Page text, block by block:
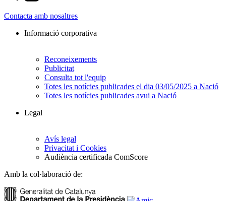
Contacta amb nosaltres
Informació corporativa
Reconeixements
Publicitat
Consulta tot l'equip
Totes les notícies publicades el dia 03/05/2025 a Nació
Totes les notícies publicades avui a Nació
Legal
Avís legal
Privacitat i Cookies
Audiència certificada ComScore
Amb la col·laboració de: